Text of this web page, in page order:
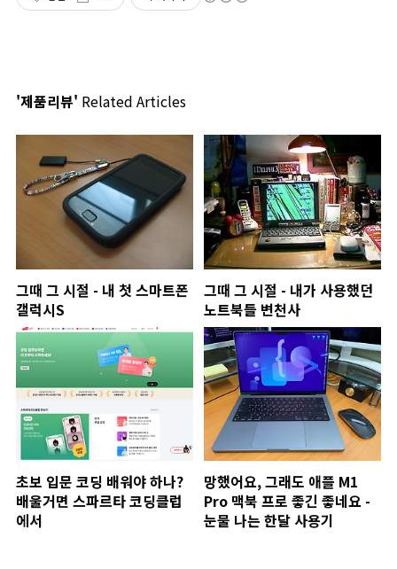
'제품리뷰' Related Articles
그때 그 시절 - 내 첫 스마트폰
갤럭시S
그때 그 시절 - 내가 사용했던
노트북들 변천사
초보 입문 코딩 배워야 하나?
배울거면 스파르타 코딩클럽
에서
망했어요, 그래도 애플 M1
Pro 맥북 프로 좋긴 좋네요 -
눈물 나는 한달 사용기